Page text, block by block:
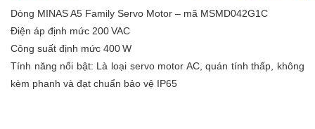
Dòng MINAS A5 Family Servo Motor – mã MSMD042G1C
Điện áp định mức 200 VAC
Công suất định mức 400 W
Tính năng nổi bật: Là loại servo motor AC, quán tính thấp, không
kèm phanh và đạt chuẩn bảo vệ IP65